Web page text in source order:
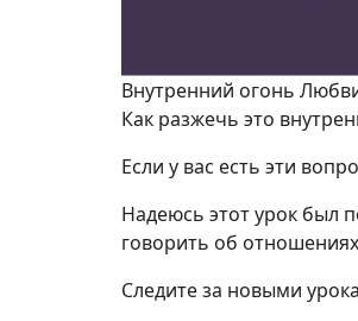
Внутренний огонь
Как разжечь это
Если у вас есть эти
Надеюсь этот урок был
говорить об
Следите за новыми